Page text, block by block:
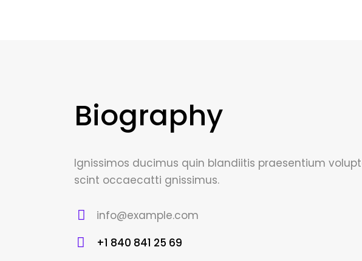
Biography
Ignissimos ducimus quin blandiitis praesentium
scint occaecatti gnissimus.
E-
m
info@example.com
+1 840 841 25 69